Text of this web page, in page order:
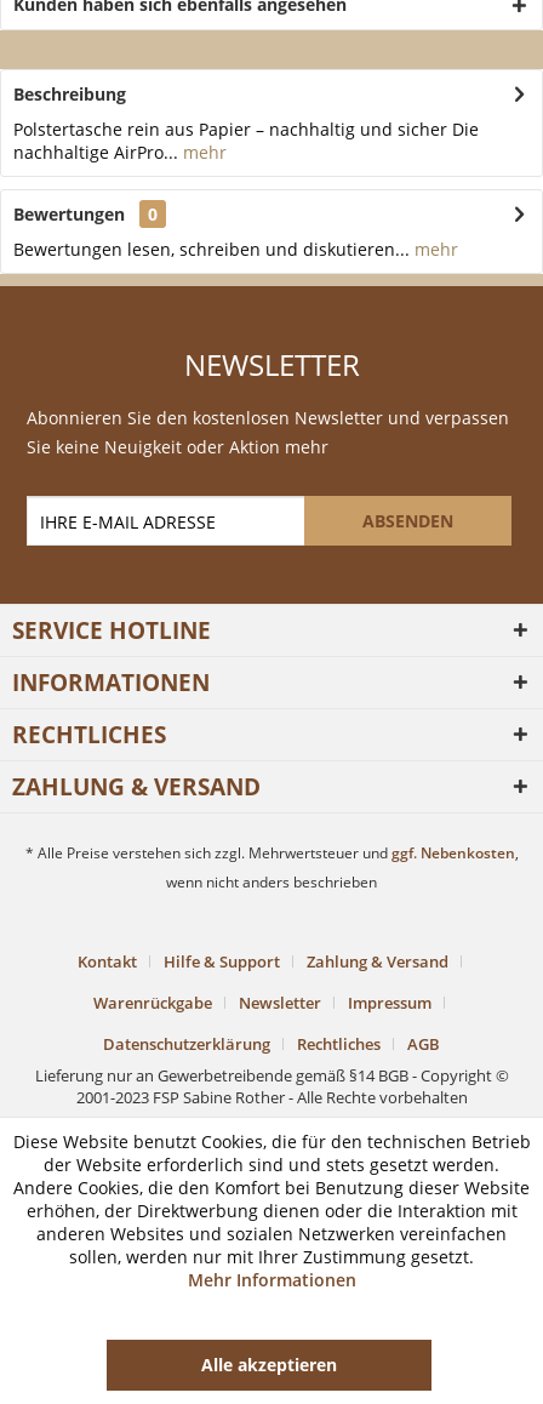
Beschreibung
Polstertasche rein aus Papier – nachhaltig und sicher Die
nachhaltige AirPro... mehr
Bewertungen
0
Bewertungen lesen, schreiben und diskutieren... mehr
NEWSLETTER
Abonnieren Sie den kostenlosen Newsletter und verpassen
Sie keine Neuigkeit oder Aktion mehr
ABSENDEN
SERVICE HOTLINE
INFORMATIONEN
RECHTLICHES
ZAHLUNG & VERSAND
* Alle Preise verstehen sich zzgl. Mehrwertsteuer undggf. Nebenkosten,
wenn nicht anders beschrieben
Kontakt Hilfe & Support
Zahlung & Versand
Warenrückgabe
Newsletter
Impressum
Datenschutzerklärung
Rechtliches
AGB
Lieferung nur an Gewerbetreibende gemäß §14 BGB - Copyright ©
2001-2023 FSP Sabine Rother - Alle Rechte vorbehalten
Diese Website benutzt Cookies, die für den technischen Betrieb
der Website erforderlich sind und stets gesetzt werden.
Andere Cookies, die den Komfort bei Benutzung dieser Website
erhöhen, der Direktwerbung dienen oder die Interaktion mit
anderen Websites und sozialen Netzwerken vereinfachen
sollen, werden nur mit Ihrer Zustimmung gesetzt.
Mehr Informationen
Alle akzeptieren